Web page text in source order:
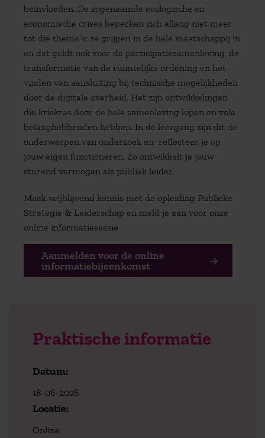
beïnvloeden. De zogenaamde ecologische en
economische crises beperken zich allang niet meer
tot die thema’s: ze grijpen in de hele maatschappij in
en dat geldt ook voor de participatiesamenleving, de
transformatie van de ruimtelijke ordening en het
vinden van aansluiting bij technische mogelijkheden
door de digitale overheid. Het zijn ontwikkelingen
die kriskras door de hele samenleving lopen en vele
belanghebbenden hebben. In de leergang zijn dit de
onderwerpen van onderzoek en reflecteer je op
jouw eigen functioneren. Zo ontwikkelt je jouw
sturend vermogen als publiek leider.
Maak vrijblijvend kennis met de opleiding Publieke
Strategie & Leiderschap en meld je aan voor onze
online informatiesessie
Aanmelden voor de online
informatiebijeenkomst
Praktische informatie
Datum:
18-06-2026
Locatie:
Online